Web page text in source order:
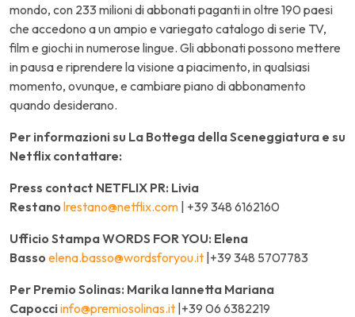
mondo, con 233 milioni di abbonati paganti in oltre 190 paesi
che accedono a un ampio e variegato catalogo di serie TV,
film e giochi in numerose lingue. Gli abbonati possono mettere
in pausa e riprendere la visione a piacimento, in qualsiasi
momento, ovunque, e cambiare piano di abbonamento
quando desiderano.
Per informazioni su La Bottega della Sceneggiatura e su
Netflix contattare:
Press contact NETFLIX PR: Livia
Restano lrestano@netflix.com | +39 348 6162160
Ufficio Stampa WORDS FOR YOU: Elena
Basso elena.basso@wordsforyou.it |+39 348 5707783
Per Premio Solinas: Marika Iannetta Mariana
Capocciinfo@premiosolinas.it |+39 06 6382219